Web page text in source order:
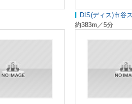
DIS(ディス)市谷
約383m／5分